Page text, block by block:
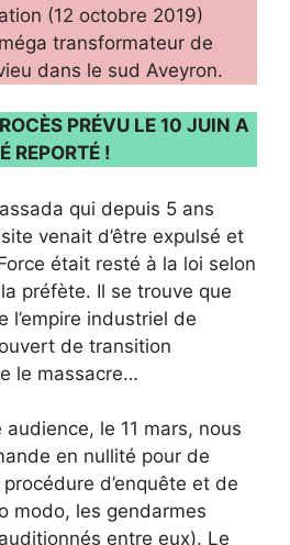
(12 octobre 2019)
transformateur de
dans le sud Aveyron.
PRÉVU LE 10 JUIN A
REPORTÉ !
qui depuis 5 ans
venait d’être expulsé et
était resté à la loi selon
préfète. Il se trouve que
l’empire industriel de
de transition
le massacre…
le 11 mars, nous
en nullité pour de
d’enquête et de
modo, les gendarmes
entre eux). Le